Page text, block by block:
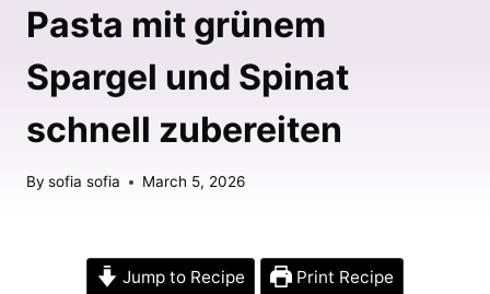
Pasta mit grünem
Spargel und Spinat
schnell zubereiten
By sofia sofia March 5, 2026
Jump to Recipe Print Recipe